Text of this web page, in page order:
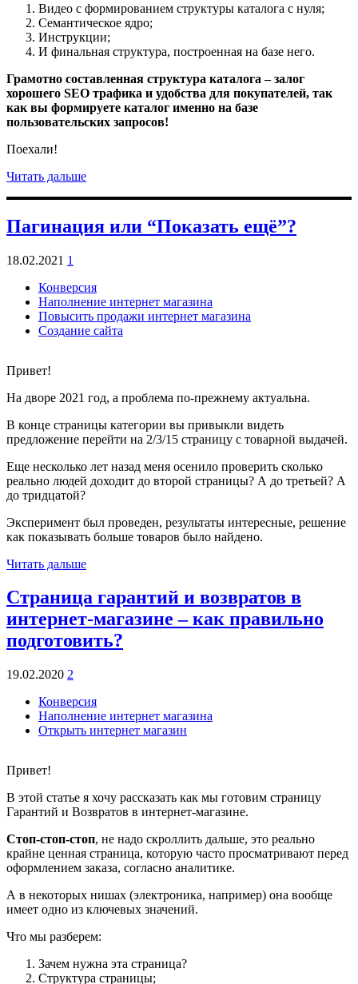
Видео с формированием структуры каталога с нуля;
Семантическое ядро;
Инструкции;
И финальная структура, построенная на базе него.
Грамотно составленная структура каталога – залог
хорошего SEO трафика и удобства для покупателей, так
как вы формируете каталог именно на базе
пользовательских запросов!
Поехали!
Читать дальше
Пагинация или “Показать ещё”?
18.02.2021 1
Конверсия
Наполнение интернет магазина
Повысить продажи интернет магазина
Создание сайта
Привет!
На дворе 2021 год, а проблема по-прежнему актуальна.
В конце страницы категории вы привыкли видеть
предложение перейти на 2/3/15 страницу с товарной выдачей.
Еще несколько лет назад меня осенило проверить сколько
реально людей доходит до второй страницы? А до третьей? А
до тридцатой?
Эксперимент был проведен, результаты интересные, решение
как показывать больше товаров было найдено.
Читать дальше
Страница гарантий и возвратов в
интернет-магазине – как правильно
подготовить?
19.02.2020 2
Конверсия
Наполнение интернет магазина
Открыть интернет магазин
Привет!
В этой статье я хочу рассказать как мы готовим страницу
Гарантий и Возвратов в интернет-магазине.
Стоп-стоп-стоп, не надо скроллить дальше, это реально
крайне ценная страница, которую часто просматривают перед
оформлением заказа, согласно аналитике.
А в некоторых нишах (электроника, например) она вообще
имеет одно из ключевых значений.
Что мы разберем:
Зачем нужна эта страница?
Структура страницы;